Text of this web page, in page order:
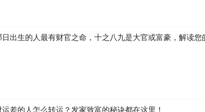
出生的人最有财官之命，十之八九是大官或富豪，解读您
差的人怎么转运？发家致富的秘诀都在这里！